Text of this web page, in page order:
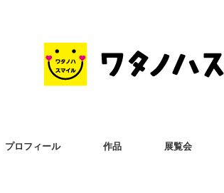
プロフィール 作品 展覧会